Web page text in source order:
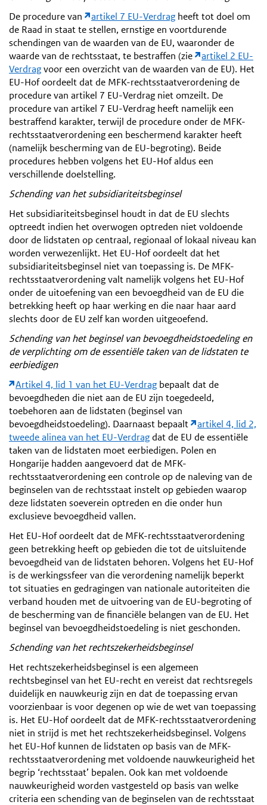
De procedure van
artikel 7 EU-Verdrag heeft tot doel om
de Raad in staat te stellen, ernstige en voortdurende
schendingen van de waarden van de EU, waaronder de
waarde van de rechtsstaat, te bestraffen (zie
artikel 2 EU-
Verdragvoor een overzicht van de waarden van de EU). Het
EU-Hof oordeelt dat de MFK-rechtsstaatverordening de
procedure van artikel 7 EU-Verdrag niet omzeilt. De
procedure van artikel 7 EU-Verdrag heeft namelijk een
bestraffend karakter, terwijl de procedure onder de MFK-
rechtsstaatverordening een beschermend karakter heeft
(namelijk bescherming van de EU-begroting). Beide
procedures hebben volgens het EU-Hof aldus een
verschillende doelstelling.
Schending van het subsidiariteitsbeginsel
Het subsidiariteitsbeginsel houdt in dat de EU slechts
optreedt indien het overwogen optreden niet voldoende
door de lidstaten op centraal, regionaal of lokaal niveau kan
worden verwezenlijkt. Het EU-Hof oordeelt dat het
subsidiariteitsbeginsel niet van toepassing is. De MFK-
rechtsstaatverordening valt namelijk volgens het EU-Hof
onder de uitoefening van een bevoegdheid van de EU die
betrekking heeft op haar werking en die naar haar aard
slechts door de EU zelf kan worden uitgeoefend.
Schending van het beginsel van bevoegdheidstoedeling en
de verplichting om de essentiële taken van de lidstaten te
eerbiedigen
Artikel 4, lid 1 van het EU-Verdrag bepaalt dat de
bevoegdheden die niet aan de EU zijn toegedeeld,
toebehoren aan de lidstaten (beginsel van
bevoegdheidstoedeling). Daarnaast bepaalt
artikel 4, lid 2,
tweede alinea van het EU-Verdragdat de EU de essentiële
taken van de lidstaten moet eerbiedigen. Polen en
Hongarije hadden aangevoerd dat de MFK-
rechtsstaatverordening een controle op de naleving van de
beginselen van de rechtsstaat instelt op gebieden waarop
deze lidstaten soeverein optreden en die onder hun
exclusieve bevoegdheid vallen.
Het EU-Hof oordeelt dat de MFK-rechtsstaatverordening
geen betrekking heeft op gebieden die tot de uitsluitende
bevoegdheid van de lidstaten behoren. Volgens het EU-Hof
is de werkingssfeer van die verordening namelijk beperkt
tot situaties en gedragingen van nationale autoriteiten die
verband houden met de uitvoering van de EU-begroting of
de bescherming van de financiële belangen van de EU. Het
beginsel van bevoegdheidstoedeling is niet geschonden.
Schending van het rechtszekerheidsbeginsel
Het rechtszekerheidsbeginsel is een algemeen
rechtsbeginsel van het EU-recht en vereist dat rechtsregels
duidelijk en nauwkeurig zijn en dat de toepassing ervan
voorzienbaar is voor degenen op wie de wet van toepassing
is. Het EU-Hof oordeelt dat de MFK-rechtsstaatverordening
niet in strijd is met het rechtszekerheidsbeginsel. Volgens
het EU-Hof kunnen de lidstaten op basis van de MFK-
rechtsstaatverordening met voldoende nauwkeurigheid het
begrip ‘rechtsstaat’ bepalen. Ook kan met voldoende
nauwkeurigheid worden vastgesteld op basis van welke
criteria een schending van de beginselen van de rechtsstaat